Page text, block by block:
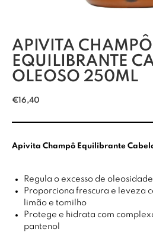
APIVITA CHAMPÔ
EQUILIBRANTE
OLEOSO 250ML
€16,40
Apivita Champô Equilibrante
Regula o excesso de
Proporciona frescura e leveza
limão e tomilho
Protege e hidrata com
pantenol